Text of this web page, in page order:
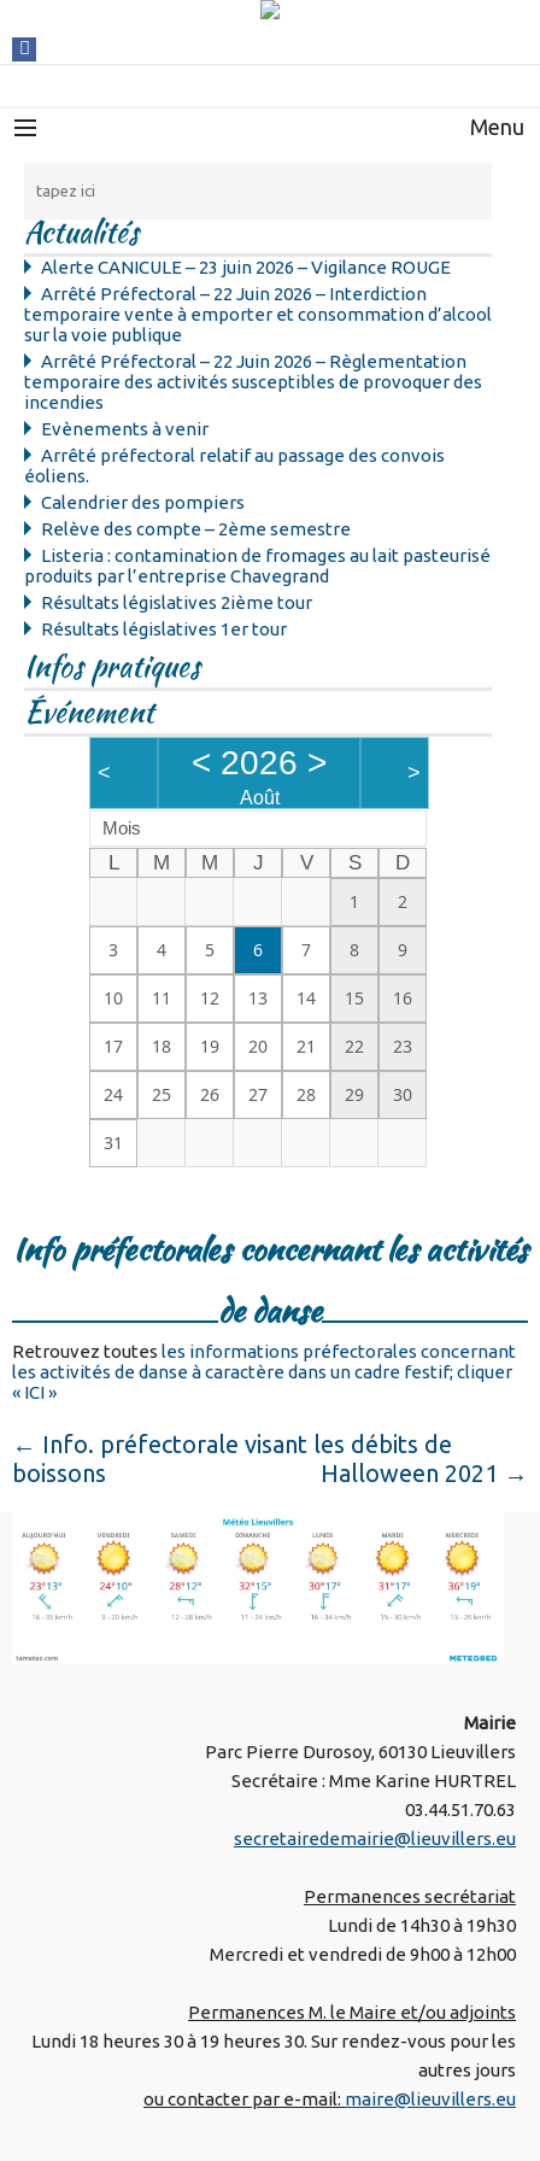
Menu
Actualités
Alerte CANICULE – 23 juin 2026 – Vigilance ROUGE
Arrêté Préfectoral – 22 Juin 2026 – Interdiction
temporaire vente à emporter et consommation d’alcool
sur la voie publique
Arrêté Préfectoral – 22 Juin 2026 – Règlementation
temporaire des activités susceptibles de provoquer des
incendies
Evènements à venir
Arrêté préfectoral relatif au passage des convois
éoliens.
Calendrier des pompiers
Relève des compte – 2ème semestre
Listeria : contamination de fromages au lait pasteurisé
produits par l’entreprise Chavegrand
Résultats législatives 2ième tour
Résultats législatives 1er tour
Infos pratiques
Événement
< < 2026 >
Août
>
Mois
L M M J V S
D
1
2
3 4 5 6 7 8 9
10 11 12 13 14 15 16
17 18 19 20 21 22 23
24 25 26 27 28 29 30
31
Info préfectorales concernant les activités
de danse
Retrouvez toutes les informations préfectorales concernant
les activités de danse à caractère dans un cadre festif; cliquer
« ICI »
← Info. préfectorale visant les débits de
boissons
Halloween 2021 →
Mairie
Parc Pierre Durosoy, 60130 Lieuvillers
Secrétaire : Mme Karine HURTREL
03.44.51.70.63
secretairedemairie@lieuvillers.eu
Permanences secrétariat
Lundi de 14h30 à 19h30
Mercredi et vendredi de 9h00 à 12h00
Permanences M. le Maire et/ou adjoints
Lundi 18 heures 30 à 19 heures 30. Sur rendez-vous pour les
autres jours
ou contacter par e-mail: maire@lieuvillers.eu